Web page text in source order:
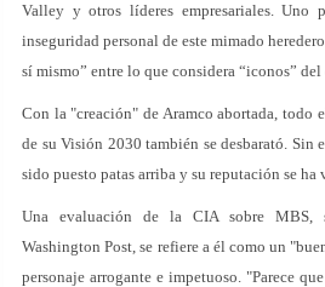
Valley y otros líderes empresariales. Uno
inseguridad personal de este mimado
sí mismo” entre lo que considera “iconos”
Con la "creación" de Aramco abortada, todo
de su Visión 2030 también se desbarató. Sin
sido puesto patas arriba y su reputación se ha
Una evaluación de la CIA sobre MBS,
Washington Post, se refiere a él como un
personaje arrogante e impetuoso. "Parece